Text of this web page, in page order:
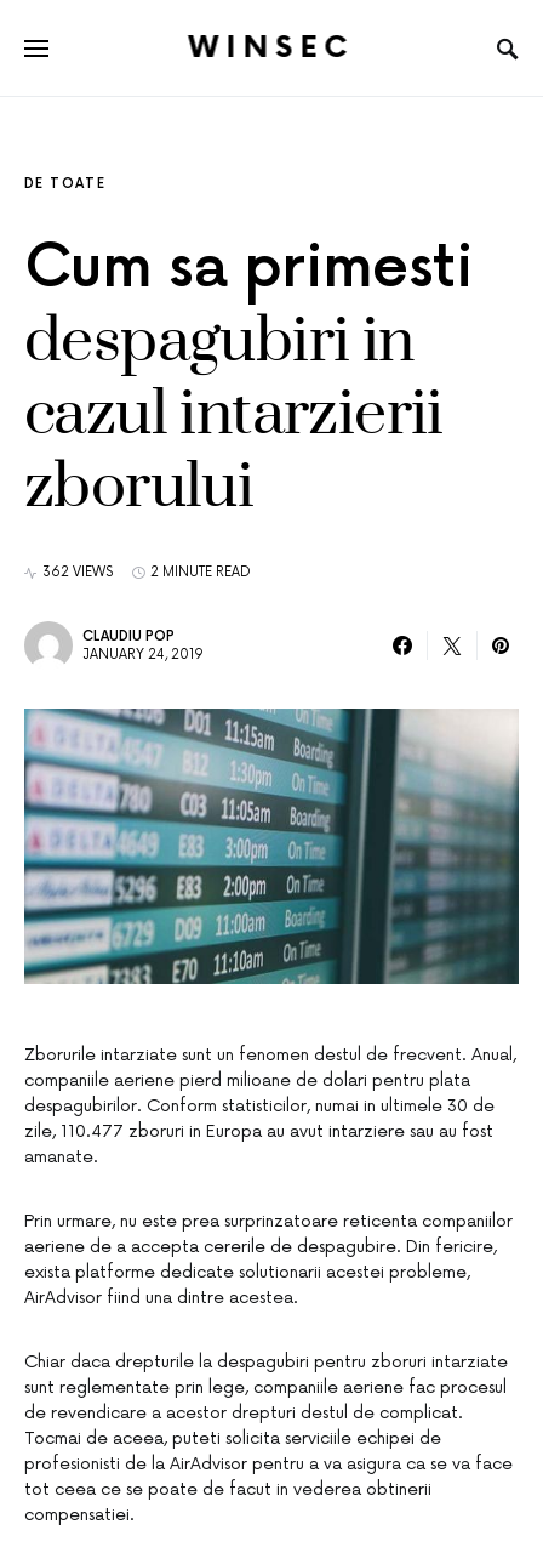
WINSEC
DE TOATE
Cum sa primesti
despagubiri in
cazul intarzierii
zborului
362 VIEWS 2 MINUTE READ
CLAUDIU POP
JANUARY 24, 2019
Zborurile intarziate sunt un fenomen destul de frecvent. Anual,
companiile aeriene pierd milioane de dolari pentru plata
despagubirilor. Conform statisticilor, numai in ultimele 30 de
zile, 110.477 zboruri in Europa au avut intarziere sau au fost
amanate.
Prin urmare, nu este prea surprinzatoare reticenta companiilor
aeriene de a accepta cererile de despagubire. Din fericire,
exista platforme dedicate solutionarii acestei probleme,
AirAdvisor fiind una dintre acestea.
Chiar daca drepturile la despagubiri pentru zboruri intarziate
sunt reglementate prin lege, companiile aeriene fac procesul
de revendicare a acestor drepturi destul de complicat.
Tocmai de aceea, puteti solicita serviciile echipei de
profesionisti de la AirAdvisor pentru a va asigura ca se va face
tot ceea ce se poate de facut in vederea obtinerii
compensatiei.